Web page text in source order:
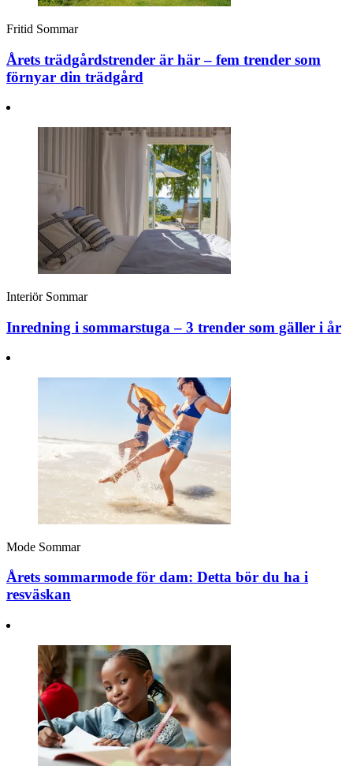
Fritid Sommar
Årets trädgårdstrender är här – fem trender som
förnyar din trädgård
Interiör Sommar
Inredning i sommarstuga – 3 trender som gäller i år
Mode Sommar
Årets sommarmode för dam: Detta bör du ha i
resväskan